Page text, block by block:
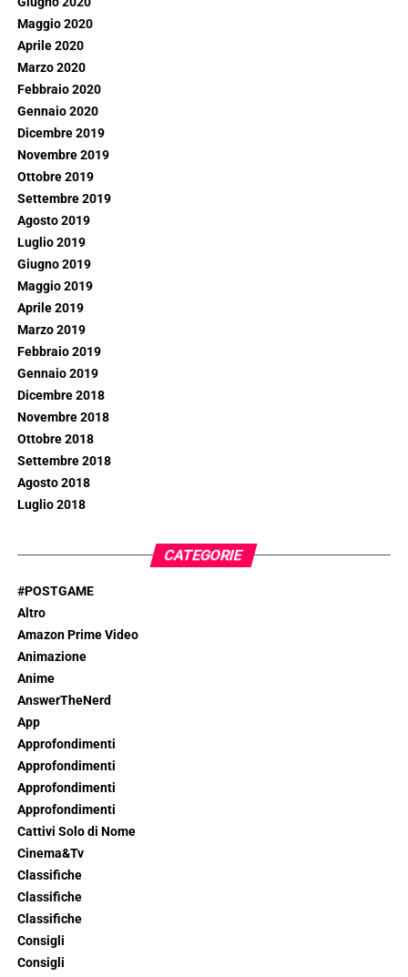
Maggio 2020
Aprile 2020
Marzo 2020
Febbraio 2020
Gennaio 2020
Dicembre 2019
Novembre 2019
Ottobre 2019
Settembre 2019
Agosto 2019
Luglio 2019
Giugno 2019
Maggio 2019
Aprile 2019
Marzo 2019
Febbraio 2019
Gennaio 2019
Dicembre 2018
Novembre 2018
Ottobre 2018
Settembre 2018
Agosto 2018
Luglio 2018
CATEGORIE
#POSTGAME
Altro
Amazon Prime Video
Animazione
Anime
AnswerTheNerd
App
Approfondimenti
Approfondimenti
Approfondimenti
Approfondimenti
Cattivi Solo di Nome
Cinema&Tv
Classifiche
Classifiche
Classifiche
Consigli
Consigli